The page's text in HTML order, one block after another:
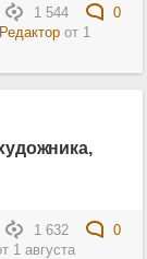
1 544
0
Редакторот 1
1 632
0
1 августа